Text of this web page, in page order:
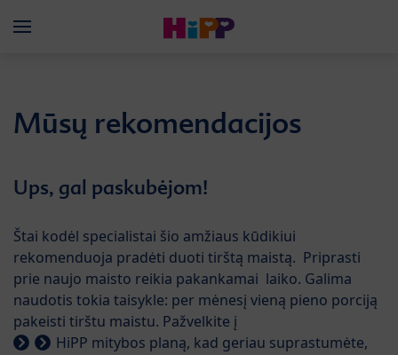
Menü
Mūsų rekomendacijos
Ups, gal paskubėjom!
Štai kodėl specialistai šio amžiaus kūdikiui
rekomenduoja pradėti duoti tirštą maistą. Priprasti
prie naujo maisto reikia pakankamai laiko. Galima
naudotis tokia taisykle: per mėnesį vieną pieno porciją
pakeisti tirštu maistu. Pažvelkite į
HiPP mitybos planą, kad geriau suprastumėte,